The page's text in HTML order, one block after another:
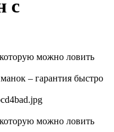
с
можно ловить
– гарантия быстро
можно ловить